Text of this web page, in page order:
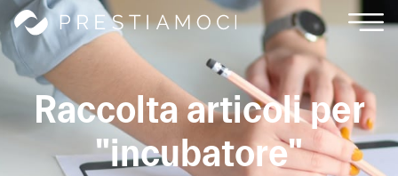
Raccolta articoli per
"incubatore"